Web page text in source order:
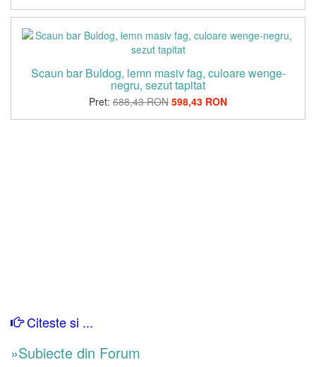
Scaun bar Buldog, lemn masiv fag, culoare wenge-
negru, sezut tapitat
Pret: 688,43 RON 598,43 RON
Citeste si ...
»Subiecte din Forum